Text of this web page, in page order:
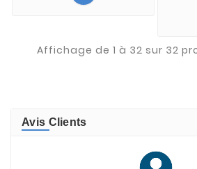
Affichage de 1 à 32 sur 32
Avis Clients